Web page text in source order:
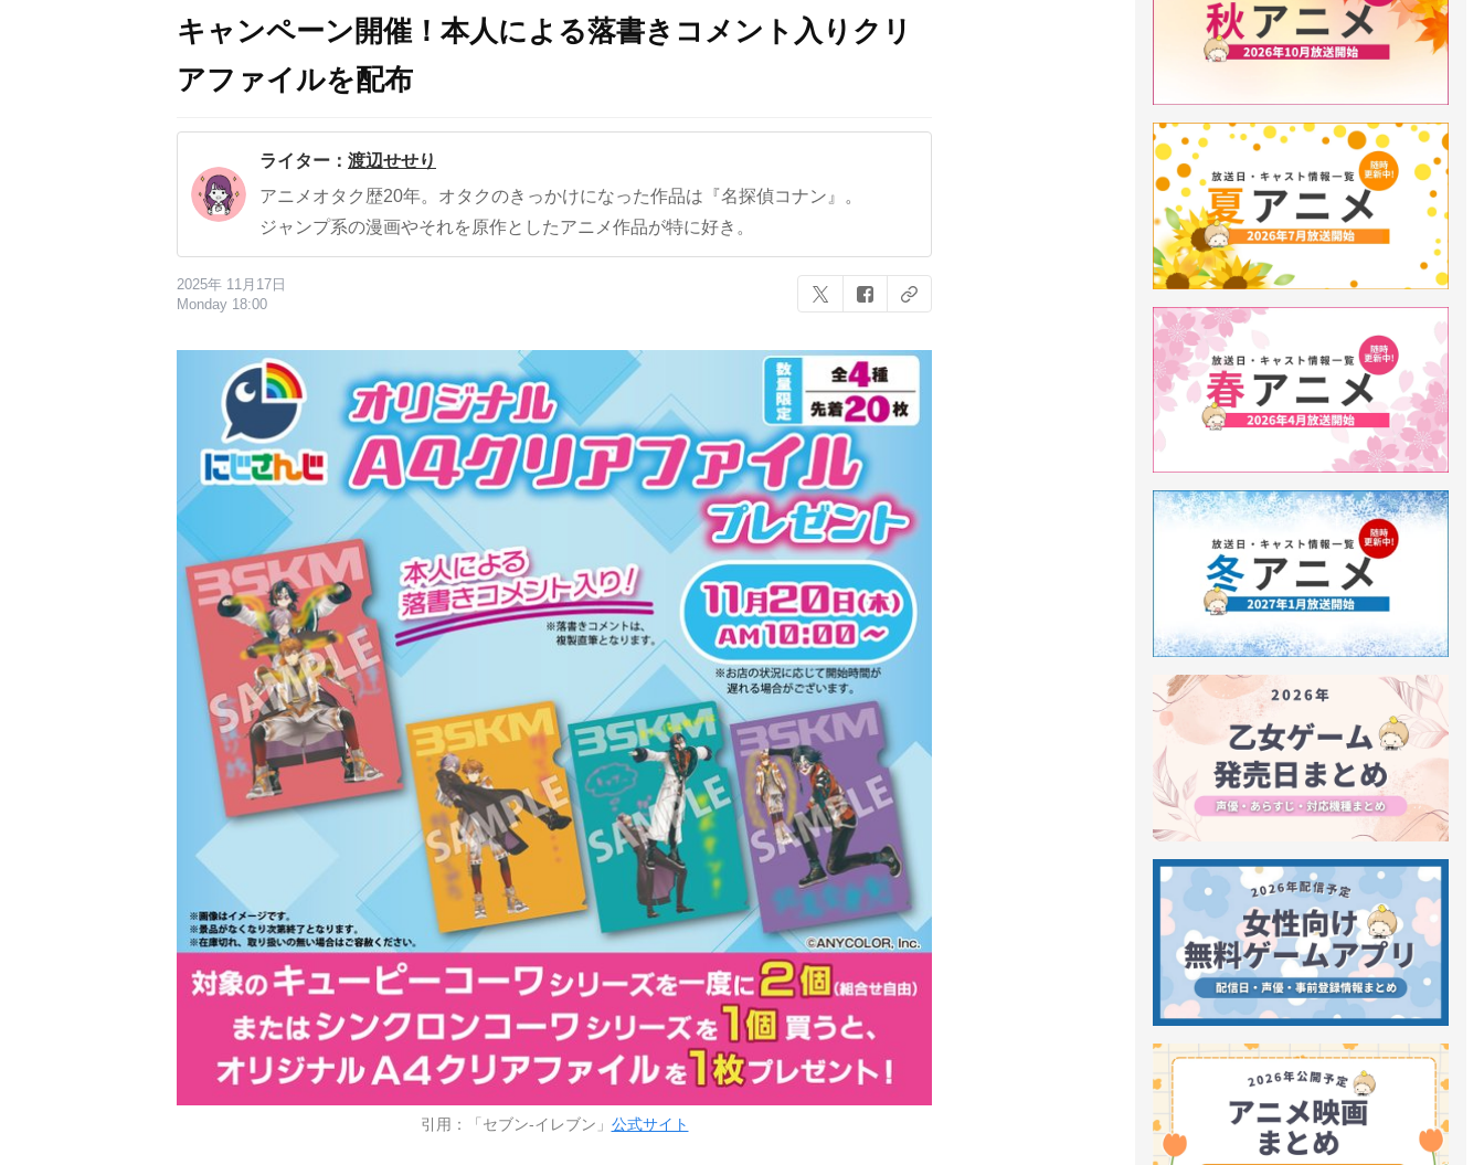
キャンペーン開催！本人による落書きコメント入りクリ
アファイルを配布
ライター： 渡辺せせり
アニメオタク歴20年。オタクのきっかけになった作品は『名探偵コナン』。
ジャンプ系の漫画やそれを原作としたアニメ作品が特に好き。
2025年 11月17日
Monday 18:00
引用：「セブン-イレブン」 公式サイト